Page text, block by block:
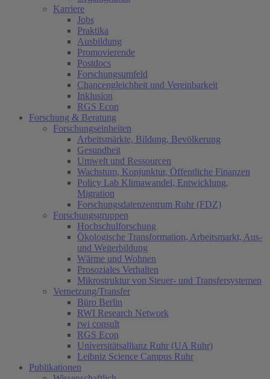
Karriere
Jobs
Praktika
Ausbildung
Promovierende
Postdocs
Forschungsumfeld
Chancengleichheit und Vereinbarkeit
Inklusion
RGS Econ
Forschung & Beratung
Forschungseinheiten
Arbeitsmärkte, Bildung, Bevölkerung
Gesundheit
Umwelt und Ressourcen
Wachstum, Konjunktur, Öffentliche Finanzen
Policy Lab Klimawandel, Entwicklung,
Migration
Forschungsdatenzentrum Ruhr (FDZ)
Forschungsgruppen
Hochschulforschung
Ökologische Transformation, Arbeitsmarkt, Aus-
und Weiterbildung
Wärme und Wohnen
Prosoziales Verhalten
Mikrostruktur von Steuer- und Transfersystemen
Vernetzung/Transfer
Büro Berlin
RWI Research Network
rwi consult
RGS Econ
Universitätsallianz Ruhr (UA Ruhr)
Leibniz Science Campus Ruhr
Publikationen